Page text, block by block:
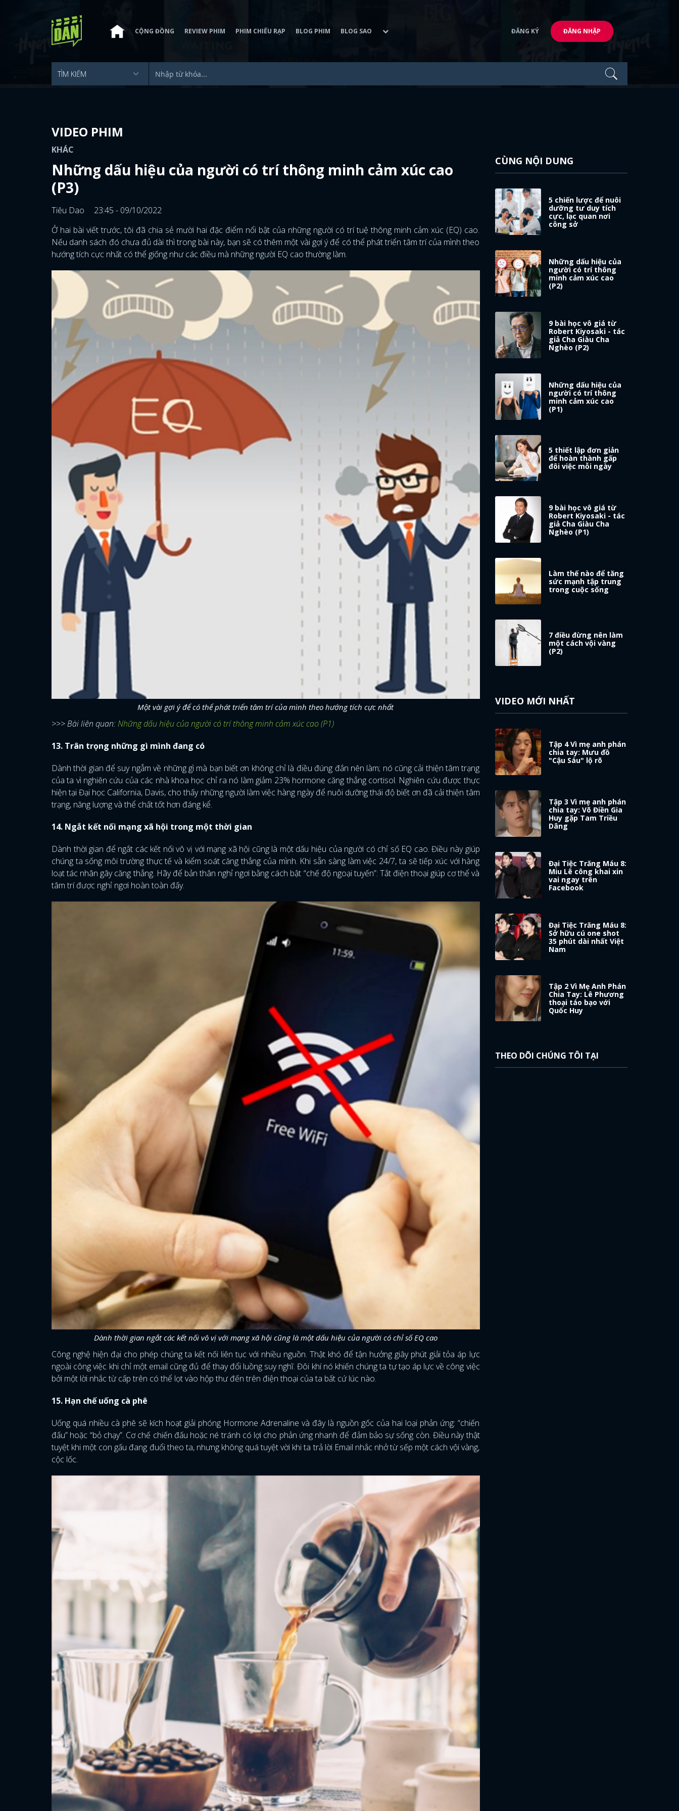
ĐĂNG NHẬP
GOOGLE
CỘNG ĐỒNG REVIEW PHIM PHIM CHIẾU RẠP BLOG PHIM BLOG SAO ĐĂNG KÝ ĐĂNG NHẬP
VIDEO PHIM
KHÁC
Những dấu hiệu của người có trí thông minh cảm xúc cao
(P3)
Tiêu Dao
23:45 - 09/10/2022
Ở hai bài viết trước, tôi đã chia sẻ mười hai đặc điểm nổi bật của những người có trí tuệ thông minh cảm xúc (EQ) cao.
Nếu danh sách đó chưa đủ dài thì trong bài này, bạn sẽ có thêm một vài gợi ý để có thể phát triển tâm trí của mình theo
hướng tích cực nhất có thể giống như các điều mà những người EQ cao thường làm.
Một vài gợi ý để có thể phát triển tâm trí của mình theo hướng tích cực nhất
>>> Bài liên quan:Những dấu hiệu của người có trí thông minh cảm xúc cao (P1)
13. Trân trọng những gì mình đang có
Dành thời gian để suy ngẫm về những gì mà bạn biết ơn không chỉ là điều đúng đắn nên làm; nó cũng cải thiện tâm trạng
của ta vì nghiên cứu của các nhà khoa học chỉ ra nó làm giảm 23% hormone căng thẳng cortisol. Nghiên cứu được thực
hiện tại Đại học California, Davis, cho thấy những người làm việc hàng ngày để nuôi dưỡng thái độ biết ơn đã cải thiện tâm
trạng, năng lượng và thể chất tốt hơn đáng kể.
14. Ngắt kết nối mạng xã hội trong một thời gian
Dành thời gian để ngắt các kết nối vô vị với mạng xã hội cũng là một dấu hiệu của người có chỉ số EQ cao. Điều này giúp
chúng ta sống môi trường thực tế và kiểm soát căng thẳng của mình. Khi sẵn sàng làm việc 24/7, ta sẽ tiếp xúc với hàng
loạt tác nhân gây căng thẳng. Hãy để bản thân nghỉ ngơi bằng cách bật “chế độ ngoại tuyến”: Tắt điện thoại giúp cơ thể và
tâm trí được nghỉ ngơi hoàn toàn đấy.
Dành thời gian ngắt các kết nối vô vị với mạng xã hội cũng là một dấu hiệu của người có chỉ số EQ cao
Công nghệ hiện đại cho phép chúng ta kết nối liên tục với nhiều nguồn. Thật khó để tận hưởng giây phút giải tỏa áp lực
ngoài công việc khi chỉ một email cũng đủ để thay đổi luồng suy nghĩ. Đôi khí nó khiến chúng ta tự tạo áp lực về công việc
bởi một lời nhắc từ cấp trên có thể lọt vào hộp thư đến trên điện thoại của ta bất cứ lúc nào.
15. Hạn chế uống cà phê
Uống quá nhiều cà phê sẽ kích hoạt giải phóng Hormone Adrenaline và đây là nguồn gốc của hai loại phản ứng: “chiến
đấu” hoặc “bỏ chạy”. Cơ chế chiến đấu hoặc né tránh có lợi cho phản ứng nhanh để đảm bảo sự sống còn. Điều này thật
tuyệt khi một con gấu đang đuổi theo ta, nhưng không quá tuyệt vời khi ta trả lời Email nhắc nhở từ sếp một cách vội vàng,
cộc lốc.
CÙNG NỘI DUNG
5 chiến lược để nuôi
dưỡng tư duy tích
cực, lạc quan nơi
công sở
Những dấu hiệu của
người có trí thông
minh cảm xúc cao
(P2)
9 bài học vô giá từ
Robert Kiyosaki - tác
giả Cha Giàu Cha
Nghèo (P2)
Những dấu hiệu của
người có trí thông
minh cảm xúc cao
(P1)
5 thiết lập đơn giản
để hoàn thành gấp
đôi việc mỗi ngày
9 bài học vô giá từ
Robert Kiyosaki - tác
giả Cha Giàu Cha
Nghèo (P1)
Làm thế nào để tăng
sức mạnh tập trung
trong cuộc sống
7 điều đừng nên làm
một cách vội vàng
(P2)
VIDEO MỚI NHẤT
Tập 4 Vì mẹ anh phán
chia tay: Mưu đồ
"Cậu Sáu" lộ rõ
Tập 3 Vì mẹ anh phán
chia tay: Võ Điền Gia
Huy gặp Tam Triều
Dâng
Đại Tiệc Trăng Máu 8:
Miu Lê công khai xin
vai ngay trên
Facebook
Đại Tiệc Trăng Máu 8:
Sở hữu cú one shot
35 phút dài nhất Việt
Nam
Tập 2 Vì Mẹ Anh Phán
Chia Tay: Lê Phương
thoại táo bạo với
Quốc Huy
THEO DÕI CHÚNG TÔI TẠI